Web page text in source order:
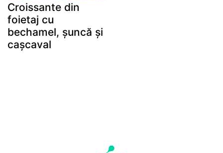
Croissante din
foietaj cu
bechamel, șuncă și
cașcaval